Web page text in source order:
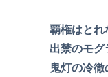
覇権はとれ
出禁のモグ
鬼灯の冷